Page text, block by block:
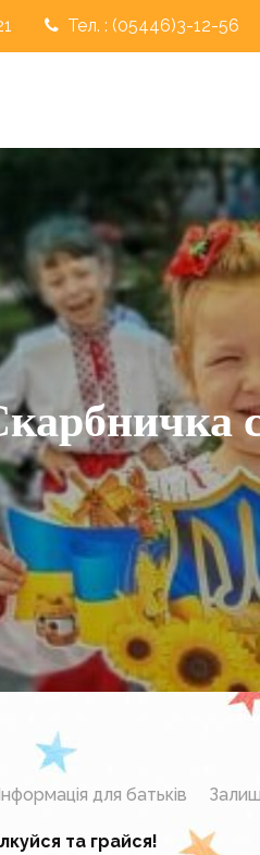
Тел. : (05446)3-12-56
для батьків
та грайся!